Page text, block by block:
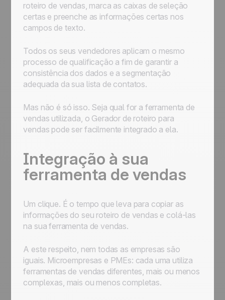
roteiro de vendas, marca as caixas de seleção
certas e preenche as informações certas nos
campos de texto.
Todos os seus vendedores aplicam o mesmo
processo de qualificação a fim de garantir a
consistência dos dados e a segmentação
adequada da sua lista de contatos.
Mas não é só isso. Seja qual for a ferramenta de
vendas utilizada, o Gerador de roteiro para
vendas pode ser facilmente integrado a ela.
Integração à sua
ferramenta de vendas
Um clique. É o tempo que leva para copiar as
informações do seu roteiro de vendas e colá-las
na sua ferramenta de vendas.
A este respeito, nem todas as empresas são
iguais. Microempresas e PMEs: cada uma utiliza
ferramentas de vendas diferentes, mais ou menos
complexas, mais ou menos completas.